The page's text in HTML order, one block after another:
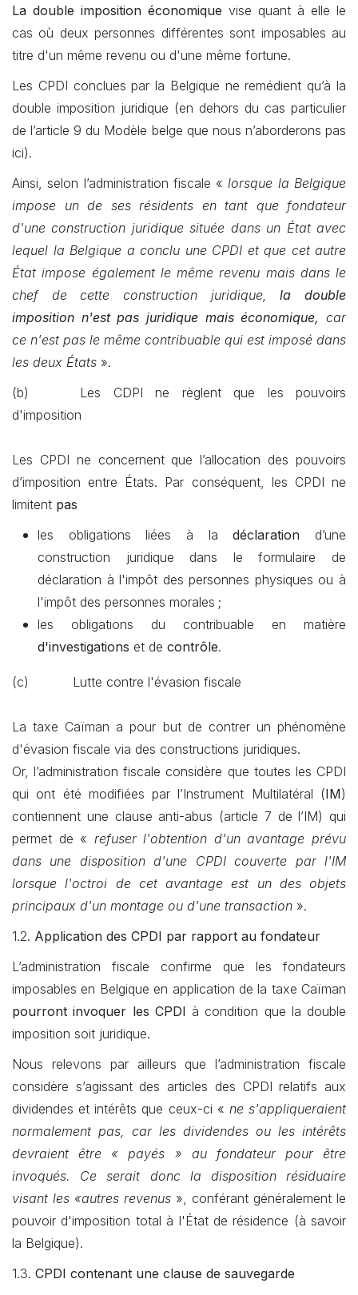
La double imposition économique vise quant à elle le
cas où deux personnes différentes sont imposables au
titre d'un même revenu ou d'une même fortune.
Les CPDI conclues par la Belgique ne remédient qu’à la
double imposition juridique (en dehors du cas particulier
de l’article 9 du Modèle belge que nous n’aborderons pas
ici).
Ainsi, selon l’administration fiscale «lorsque la Belgique
impose un de ses résidents en tant que fondateur
d'une construction juridique située dans un État avec
lequel la Belgique a conclu une CPDI et que cet autre
État impose également le même revenu mais dans le
chef de cette construction juridique,la double
imposition n'est pas juridique mais économique, car
ce n'est pas le même contribuable qui est imposé dans
les deux États ».
(b)
​Les CDPI ne règlent que les pouvoirs
d'imposition
Les CPDI ne concernent que l’allocation des pouvoirs
d’imposition entre États. Par conséquent, les CPDI ne
limitent pas
les obligations liées à ladéclaration d’une
construction juridique dans le formulaire de
déclaration à l'impôt des personnes physiques ou à
l'impôt des personnes morales ;
les obligations du contribuable en matière
d'investigations et de contrôle.
(c) ​Lutte contre l'évasion fiscale
La taxe Caïman a pour but de contrer un phénomène
d'évasion fiscale via des constructions juridiques.
Or, l’administration fiscale considère que toutes les CPDI
qui ont été modifiées par l’Instrument Multilatéral (IM)
contiennent une clause anti-abus (article 7 de l’IM) qui
permet de « refuser l'obtention d'un avantage prévu
dans une disposition d'une CPDI couverte par l'IM
lorsque l'octroi de cet avantage est un des objets
principaux d'un montage ou d'une transaction ».
1.2. Application des CPDI par rapport au fondateur
L’administration fiscale confirme que les fondateurs
imposables en Belgique en application de la taxe Caïman
pourront invoquer les CPDI à condition que la double
imposition soit juridique.
Nous relevons par ailleurs que l’administration fiscale
considère s’agissant des articles des CPDI relatifs aux
dividendes et intérêts que ceux-ci « ne s'appliqueraient
normalement pas, car les dividendes ou les intérêts
devraient être « payés » au fondateur pour être
invoqués. Ce serait donc la disposition résiduaire
visant les «autres revenus », conférant généralement le
pouvoir d'imposition total à l'État de résidence (à savoir
la Belgique).
1.3. CPDI contenant une clause de sauvegarde